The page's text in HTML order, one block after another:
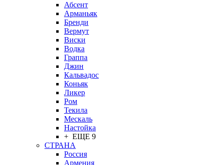
Абсент
Арманьяк
Бренди
Вермут
Виски
Водка
Граппа
Джин
Кальвадос
Коньяк
Ликер
Ром
Текила
Мескаль
Настойка
+ ЕЩЕ 9
СТРАНА
Россия
Армения